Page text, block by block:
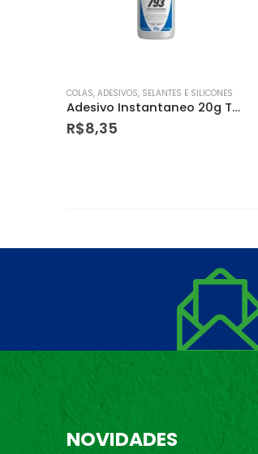
COLAS, ADESIVOS, SELANTES E SILICONES
Veda Calha 340g Firmex
R$18,84
NOVIDADES